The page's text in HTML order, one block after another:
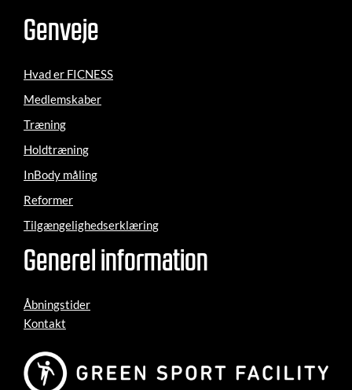
Genveje
Hvad er FICNESS
Medlemskaber
Træning
Holdtræning
InBody måling
Reformer
Tilgængelighedserklæring
Generel information
Åbningstider
Kontakt